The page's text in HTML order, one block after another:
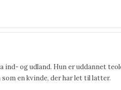
og udland. Hun er uddannet
en kvinde, der har let til latter.